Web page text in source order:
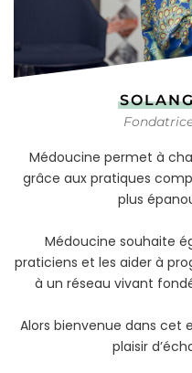
Médoucine permet à
grâce aux pratiques
plus
Médoucine souhaite
praticiens et les aider à
à un réseau vivant
Alors bienvenue dans cet
plaisir